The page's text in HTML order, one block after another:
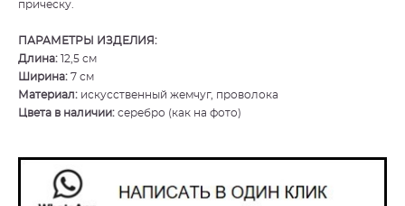
прическу.
ПАРАМЕТРЫ ИЗДЕЛИЯ:
Длина: 12,5 см
Ширина: 7 см
Материал: искусственный жемчуг, проволока
Цвета в наличии: серебро (как на фото)